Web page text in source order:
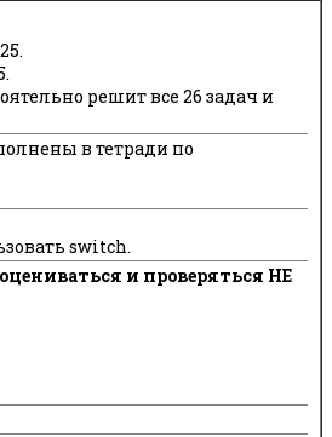
решит все 26 задач и
в тетради по
switch.
и проверяться НЕ